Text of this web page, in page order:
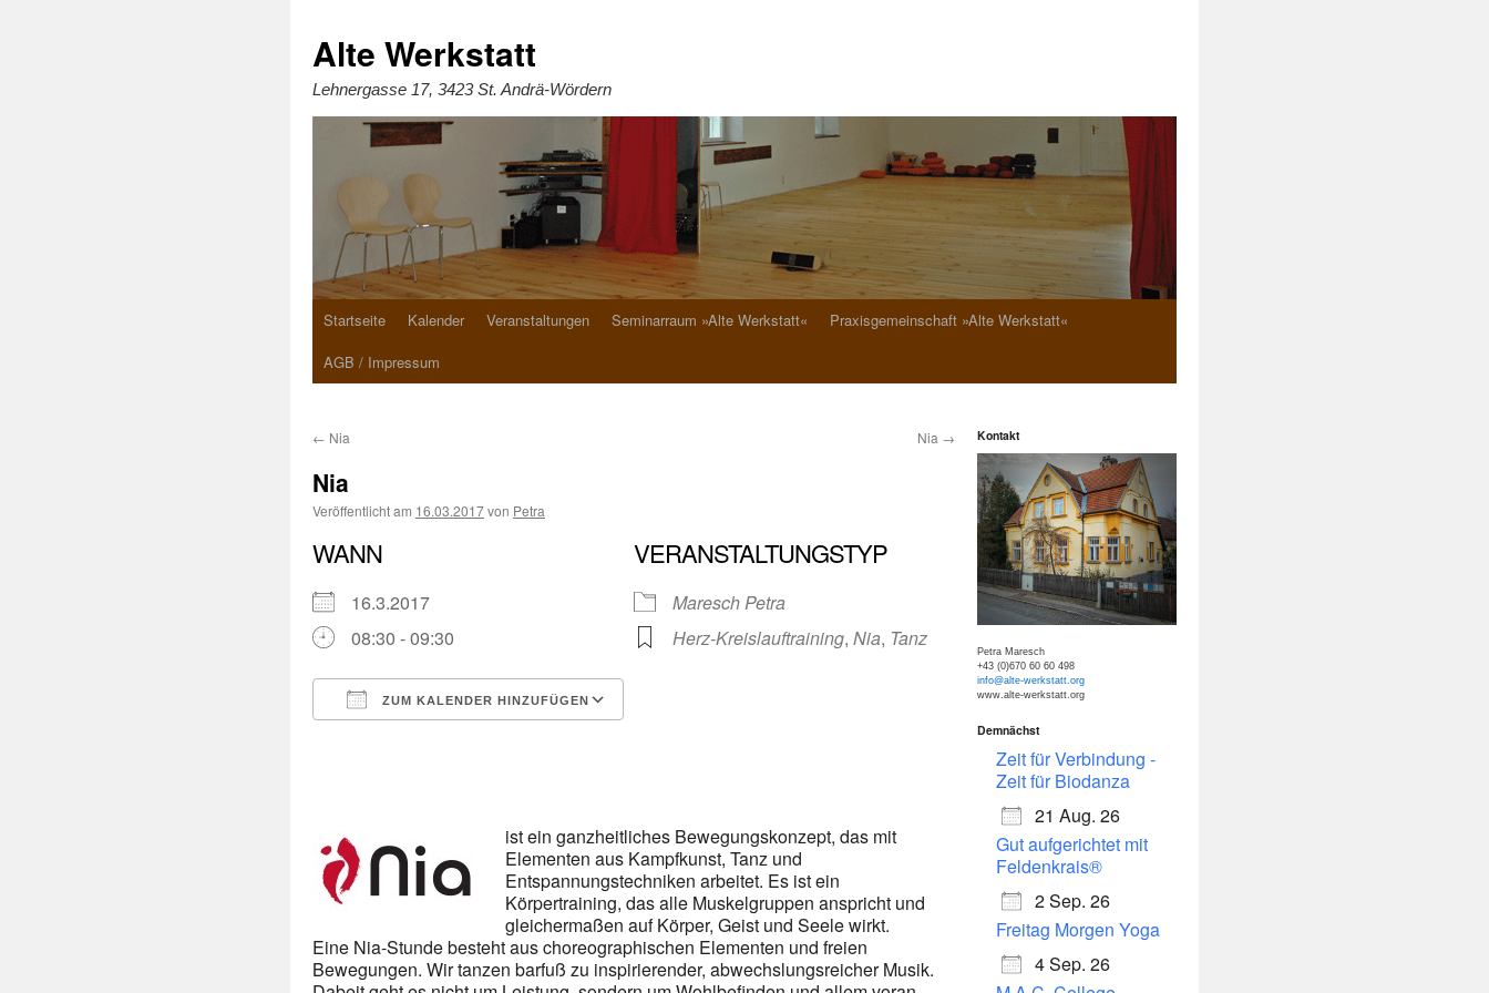
Alte Werkstatt
Lehnergasse 17, 3423 St. Andrä-Wördern
Startseite Kalender Veranstaltungen Seminarraum »Alte Werkstatt«
Praxisgemeinschaft »Alte Werkstatt«
AGB / Impressum
← Nia Nia →
Nia
Veröffentlicht am 16.03.2017von Petra
WANN
16.3.2017
08:30 - 09:30
ZUM KALENDER HINZUFÜGEN
iCalendar
VERANSTALTUNGSTYP
Maresch Petra
Herz-Kreislauftraining, Nia, Tanz
ist ein ganzheitliches Bewegungskonzept, das mit
Elementen aus Kampfkunst, Tanz und
Entspannungstechniken arbeitet. Es ist ein
Körpertraining, das alle Muskelgruppen anspricht und
gleichermaßen auf Körper, Geist und Seele wirkt.
Eine Nia-Stunde besteht aus choreographischen Elementen und freien
Bewegungen. Wir tanzen barfuß zu inspirierender, abwechslungsreicher Musik.
Kontakt
Petra Maresch
+43 (0)670 60 60 498
info@alte-werkstatt.org
www.alte-werkstatt.org
Demnächst
Zeit für Verbindung -
Zeit für Biodanza
21 Aug. 26
Gut aufgerichtet mit
Feldenkrais®
2 Sep. 26
Freitag Morgen Yoga
4 Sep. 26